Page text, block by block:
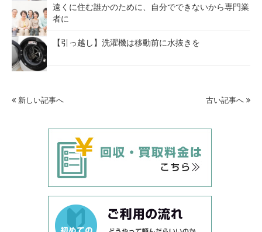
遠くに住む誰かのために、自分でできないから専門業
者に
【引っ越し】洗濯機は移動前に水抜きを
新しい記事へ 古い記事へ